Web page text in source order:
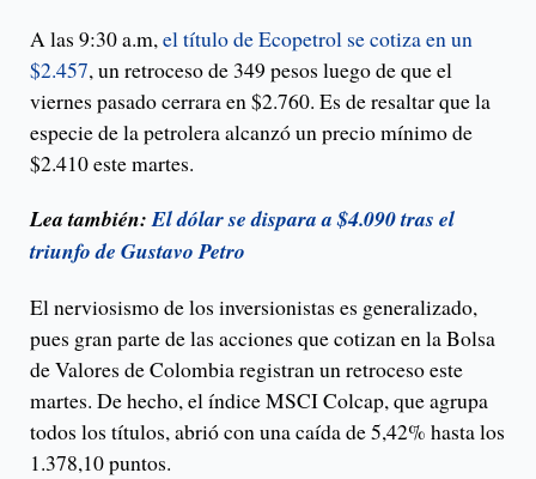
A las 9:30 a.m,el título de Ecopetrol se cotiza en un
$2.457, un retroceso de 349 pesos luego de que el
viernes pasado cerrara en $2.760. Es de resaltar que la
especie de la petrolera alcanzó un precio mínimo de
$2.410 este martes.
Lea también:El dólar se dispara a $4.090 tras el
triunfo de Gustavo Petro
El nerviosismo de los inversionistas es generalizado,
pues gran parte de las acciones que cotizan en la Bolsa
de Valores de Colombia registran un retroceso este
martes. De hecho, el índice MSCI Colcap, que agrupa
todos los títulos, abrió con una caída de 5,42% hasta los
1.378,10 puntos.